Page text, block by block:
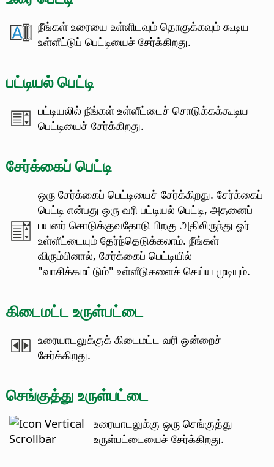
நீங்கள் உரையை உள்ளிடவும் தொகுக்கவும் கூடிய
உள்ளீட்டுப் பெட்டியைச் சேர்க்கிறது.
பட்டியல் பெட்டி
பட்டியலில் நீங்கள் உள்ளீட்டைச் சொடுக்கக்கூடிய
பெட்டியைச் சேர்க்கிறது.
சேர்க்கைப் பெட்டி
ஒரு சேர்க்கைப் பெட்டியைச் சேர்க்கிறது. சேர்க்கைப்
பெட்டி என்பது ஒரு வரி பட்டியல் பெட்டி, அதனைப்
பயனர் சொடுக்குவதோடு பிறகு அதிலிருந்து ஓர்
உள்ளீட்டையும் தேர்ந்தெடுக்கலாம். நீங்கள்
விரும்பினால், சேர்க்கைப் பெட்டியில்
"வாசிக்கமட்டும்" உள்ளீடுகளைச் செய்ய முடியும்.
கிடைமட்ட உருள்பட்டை
உரையாடலுக்குக் கிடைமட்ட வரி ஒன்றைச்
சேர்க்கிறது.
செங்குத்து உருள்பட்டை
உரையாடலுக்கு ஒரு செங்குத்து
உருள்பட்டையைச் சேர்க்கிறது.